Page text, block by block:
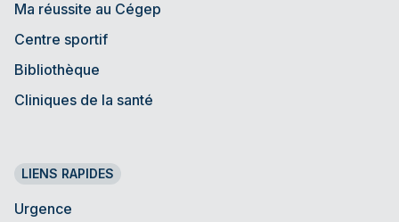
Ma réussite au Cégep
Centre sportif
Bibliothèque
Cliniques de la santé
LIENS RAPIDES
Urgence